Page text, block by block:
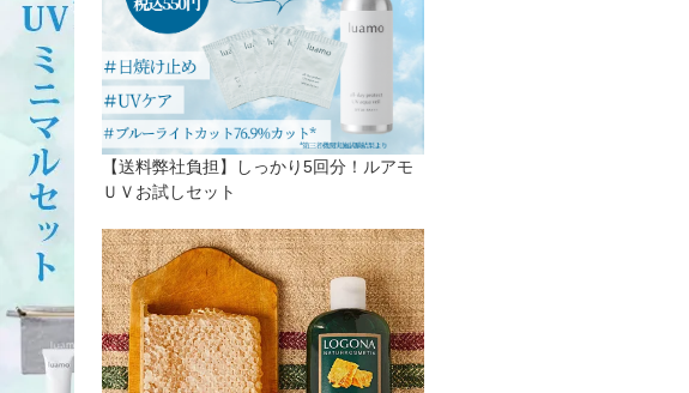
【送料弊社負担】しっかり5回分！ルアモ
ＵＶお試しセット